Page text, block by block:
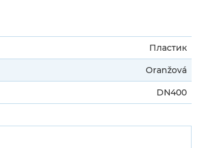
Пластик
Oranžová
DN400